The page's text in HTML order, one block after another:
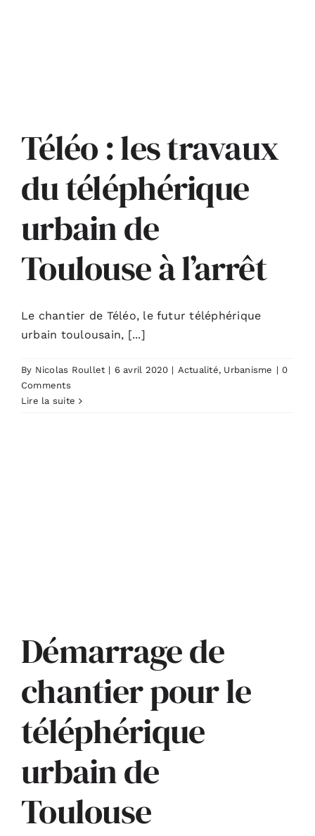
Téléo : les travaux
du téléphérique
urbain de
Toulouse à l’arrêt
Le chantier de Téléo, le futur téléphérique
urbain toulousain, [...]
By Nicolas Roullet | 6 avril 2020 | Actualité, Urbanisme | 0
Comments
Lire la suite
Démarrage de
chantier pour le
téléphérique
urbain de
Toulouse